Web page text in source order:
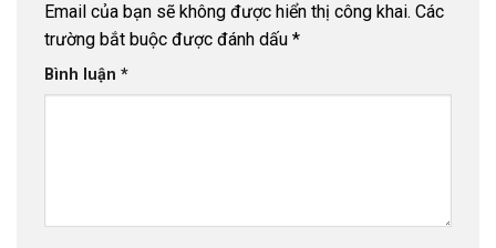
Email của bạn sẽ không được hiển thị công khai. Các
trường bắt buộc được đánh dấu *
Bình luận *